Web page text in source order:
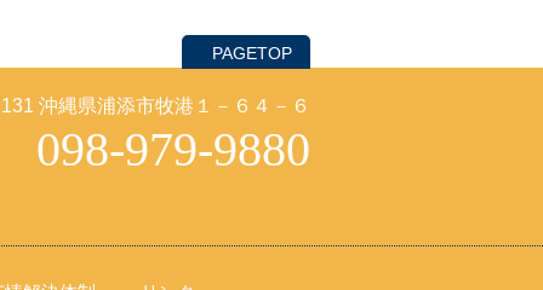
PAGETOP
沖縄県浦添市牧港１－６４－６
098-979-9880